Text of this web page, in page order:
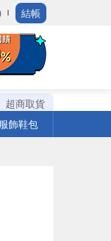
結帳
超商取貨
服飾鞋包